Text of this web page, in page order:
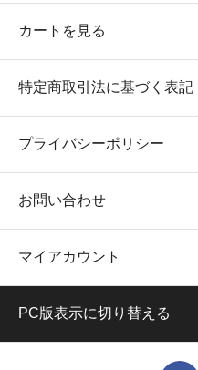
カートを見る
特定商取引法に基づく表記
プライバシーポリシー
お問い合わせ
マイアカウント
PC版表示に切り替える